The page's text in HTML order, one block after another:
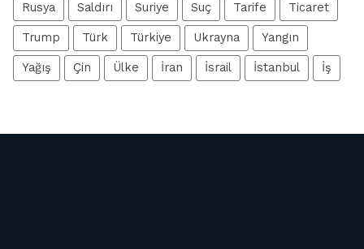
Rusya Saldırı Suriye Suç Tarife Ticaret
Trump Türk Türkiye Ukrayna Yangın
Yağış Çin Ülke İran İsrail İstanbul İş